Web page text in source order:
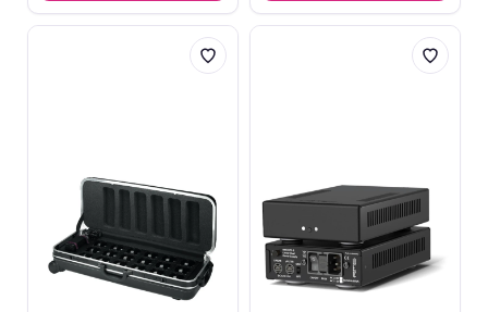
img
RME